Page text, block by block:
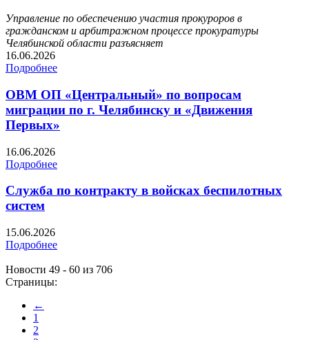
Управление по обеспечению участия прокуроров в
гражданском и арбитражном процессе прокуратуры
Челябинской области разъясняет
16.06.2026
Подробнее
ОВМ ОП «Центральный» по вопросам
миграции по г. Челябинску и «Движения
Первых»
16.06.2026
Подробнее
Служба по контракту в войсках беспилотных
систем
15.06.2026
Подробнее
Новости 49 - 60 из 706
Страницы:
←
1
2